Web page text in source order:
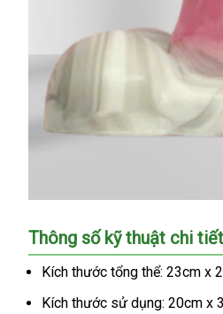
Dương
Vật
Giả
Size
Thông số kỹ thuật chi
Kích thước tổng thể: 23cm x
Kích thước sử dụng: 20cm x